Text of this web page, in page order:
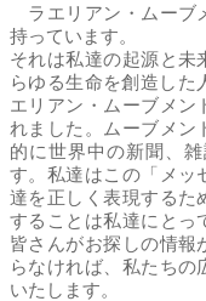
ラエリアン・ムーブ
持っています。
それは私達の起源と未
らゆる生命を創造した
エリアン・ムーブメン
れました。ムーブメン
的に世界中の新聞、
す。私達はこの「メッ
達を正しく表現するた
することは私達にとっ
皆さんがお探しの情報
らなければ、私たちの
いたします。